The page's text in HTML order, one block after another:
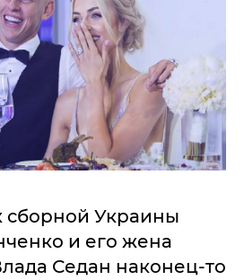
сборной Украины
и его жена
Седан наконец-то